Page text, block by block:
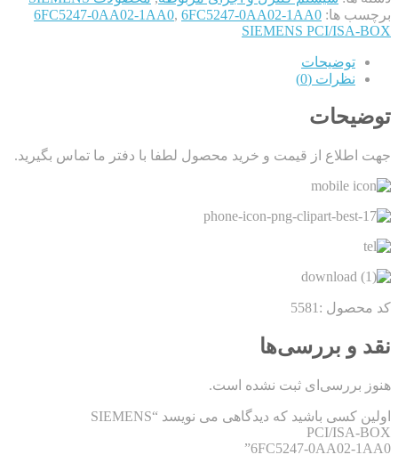
برچسب ها:
6FC5247-0AA02-1AA0, 6FC5247-0AA02-1AA0
SIEMENS PCI/ISA-BOX
توضیحات
نظرات (0)
توضیحات
جهت اطلاع از قیمت و خرید محصول لطفا با دفتر ما تماس بگیرید.
کد محصول :5581
نقد و بررسی‌ها
هنوز بررسی‌ای ثبت نشده است.
اولین کسی باشید که دیدگاهی می نویسد “SIEMENS
PCI/ISA-BOX
6FC5247-0AA02-1AA0”